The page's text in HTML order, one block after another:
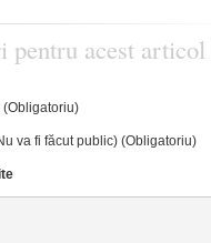
pentru acest articol
(Obligatoriu)
va fi făcut public) (Obligatoriu)